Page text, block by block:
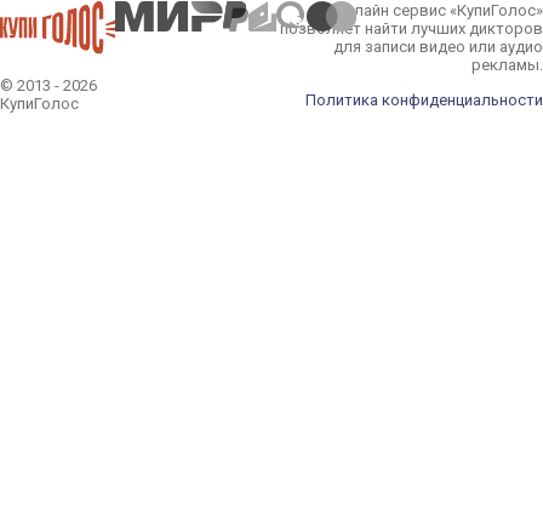
© 2013 - 2026
КупиГолос
Онлайн сервис «КупиГолос»
позволяет найти лучших дикторов
для записи видео или аудио
рекламы.
Политика конфиденциальности